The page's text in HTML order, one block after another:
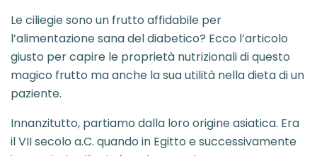
Le ciliegie sono un frutto affidabile per
l’alimentazione sana del diabetico? Ecco l’articolo
giusto per capire le proprietà nutrizionali di questo
magico frutto ma anche la sua utilità nella dieta di un
paziente.
Innanzitutto, partiamo dalla loro origine asiatica. Era
il VII secolo a.C. quando in Egitto e successivamente